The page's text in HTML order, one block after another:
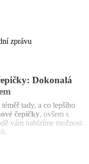
zprávu
Dokonalá
tady, a co lepšího
čepičky, ovšem s
vám nabízíme možnost
jsou zábavným a
párty. Jsou